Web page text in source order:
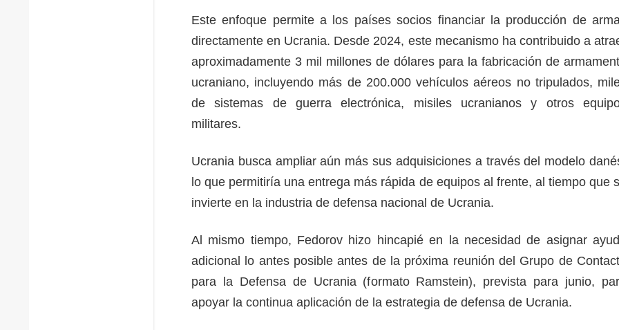
Este enfoque permite a los países socios financiar la producción de
directamente en Ucrania. Desde 2024, este mecanismo ha contribuido a
aproximadamente 3 mil millones de dólares para la fabricación de
ucraniano, incluyendo más de 200.000 vehículos aéreos no tripulados,
de sistemas de guerra electrónica, misiles ucranianos y otros
militares.
Ucrania busca ampliar aún más sus adquisiciones a través del modelo
lo que permitiría una entrega más rápida de equipos al frente, al tiempo que
invierte en la industria de defensa nacional de Ucrania.
Al mismo tiempo, Fedorov hizo hincapié en la necesidad de asignar
adicional lo antes posible antes de la próxima reunión del Grupo de
para la Defensa de Ucrania (formato Ramstein), prevista para junio,
apoyar la continua aplicación de la estrategia de defensa de Ucrania.